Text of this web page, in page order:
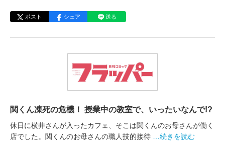
ポスト シェア 送る
関くん凍死の危機！ 授業中の教室で、いったいなんで!?
休日に横井さんが入ったカフェ、そこは関くんのお母さんが働く
店でした。関くんのお母さんの職人技的接待
…続きを読む